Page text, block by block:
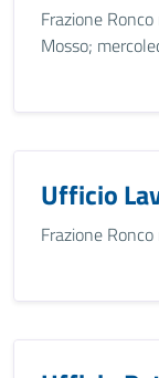
Frazione
Mosso;
Ufficio
Frazione Ronco